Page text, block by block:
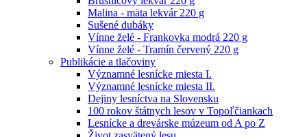
Malina - mäta lekvár 220 g
Sušené dubáky
Vínne želé - Frankovka modrá 220 g
Vínne želé - Tramín červený 220 g
Publikácie a tlačoviny
Významné lesnícke miesta I.
Významné lesnícke miesta II.
Dejiny lesníctva na Slovensku
100 rokov štátnych lesov v Topoľčiankach
Lesnícke a drevárske múzeum od A po Z